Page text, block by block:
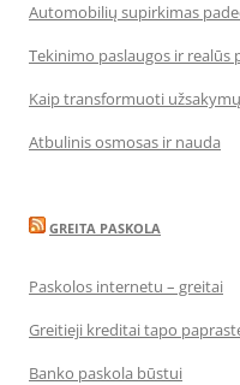
Automobilių supirkimas
Tekinimo paslaugos ir realūs
Kaip transformuoti
Atbulinis osmosas ir nauda
GREITA PASKOLA
Paskolos internetu – greitai
Greitieji kreditai tapo
Banko paskola būstui